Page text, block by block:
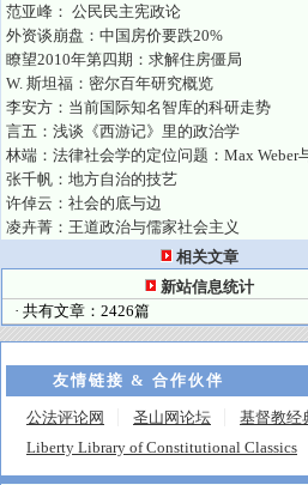
范亚峰： 公民民主宪政论
外资谈崩盘：中国房价要跌20%
瞭望2010年第四期：求解住房僵局
W. 斯坦福：密尔百年研究概览
李安方：当前国际知名智库的科研走势
言五：浅谈《西游记》里的政治学
林端：法律社会学的定位问题：Max Weber
张千帆：地方自治的技艺
许倬云：社会的底与边
凌卉菁：王道政治与儒家社会主义
相关文章
新站信息统计
· 共有文章：2426篇
友情链接 & 合作伙伴
公法评论网 圣山网论坛 基督教经
Liberty Library of Constitutional Classics